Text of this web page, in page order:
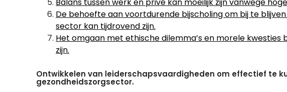
De behoefte aan voortdurende bijscholing om bij te
sector kan tijdrovend zijn.
Het omgaan met ethische dilemma’s en morele kwesties
zijn.
Ontwikkelen van leiderschapsvaardigheden om effectief te
gezondheidszorgsector.